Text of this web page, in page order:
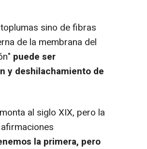
sino de fibras
de la membrana del
puede ser
y deshilachamiento de
al siglo XIX, pero la
la primera, pero